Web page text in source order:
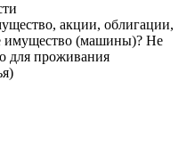
акции, облигации,
имущество (машины)? Не
для проживания